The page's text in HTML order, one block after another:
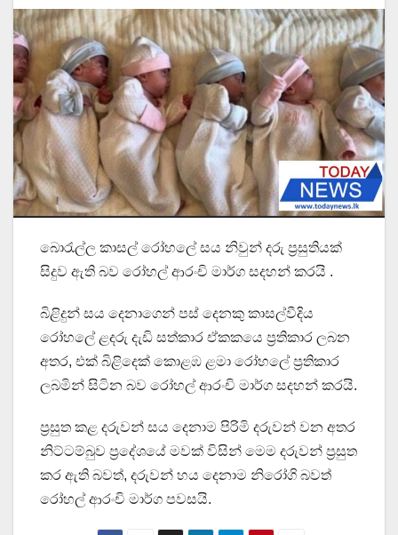
බොරැල්ල කාසල් රෝහලේ සය නිවුන් දරු ප්‍රසුතියක්
සිදුව ඇති බව රෝහල් ආරංචි මාර්ග සදහන් කරයි .
බිළිදුන් සය දෙනාගෙන් පස් දෙනකු කාසල්වීදිය
රෝහලේ ළදරු දැඩි සත්කාර ඒකකයෙ ප්‍රතිකාර ලබන
අතර, එක් බිළිදෙක් කොළඹ ළමා රෝහලේ ප්‍රතිකාර
ලබමින් සිටින බව රෝහල් ආරංචි මාර්ග සදහන් කරයි.
ප්‍රසුත කළ දරුවන් සය දෙනාම පිරිමි දරුවන් වන අතර
නිට්ටම්බුව ප්‍රදේශයේ මවක් විසින් මෙම දරුවන් ප්‍රසුත
කර ඇති බවත්, දරුවන් හය දෙනාම නිරෝගි බවත්
රෝහල් ආරංචි මාර්ග පවසයි.